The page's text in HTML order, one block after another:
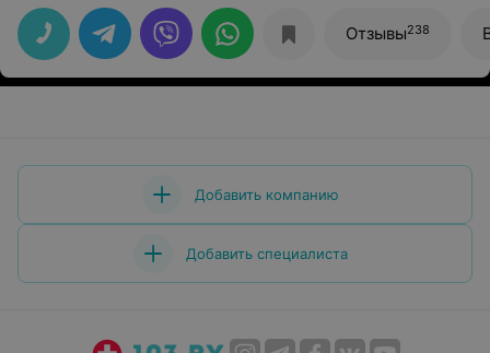
и ответят на все мои вопросы. Специалисты работают
самого высокого класса: квалифицированные,
грамотные, с большим опытом работы. Спасибо!
Отзывы238
Добавить компанию
Добавить специалиста